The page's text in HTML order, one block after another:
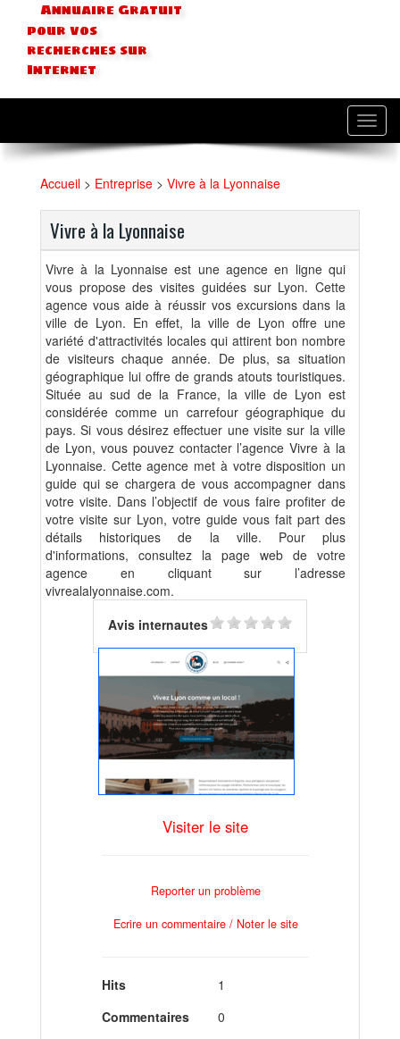
Annuaire Gratuit
pour vos
recherches sur
Internet
Accueil > Entreprise > Vivre à la Lyonnaise
Vivre à la Lyonnaise
Vivre à la Lyonnaise est une agence en ligne qui
vous propose des visites guidées sur Lyon. Cette
agence vous aide à réussir vos excursions dans la
ville de Lyon. En effet, la ville de Lyon offre une
variété d'attractivités locales qui attirent bon nombre
de visiteurs chaque année. De plus, sa situation
géographique lui offre de grands atouts touristiques.
Située au sud de la France, la ville de Lyon est
considérée comme un carrefour géographique du
pays. Si vous désirez effectuer une visite sur la ville
de Lyon, vous pouvez contacter l’agence Vivre à la
Lyonnaise. Cette agence met à votre disposition un
guide qui se chargera de vous accompagner dans
votre visite. Dans l’objectif de vous faire profiter de
votre visite sur Lyon, votre guide vous fait part des
détails historiques de la ville. Pour plus
d'informations, consultez la page web de votre
agence en cliquant sur l’adresse
vivrealalyonnaise.com.
Avis internautes
Visiter le site
Reporter un problème
Ecrire un commentaire / Noter le site
Hits
1
Commentaires
0